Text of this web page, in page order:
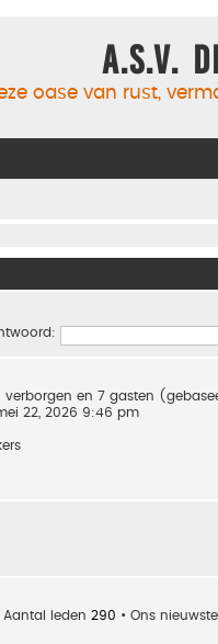
A.S.V.
oase van rust,
verborgen en 7 gasten
22, 2026 9:46 pm
Aantal leden 290 • Ons